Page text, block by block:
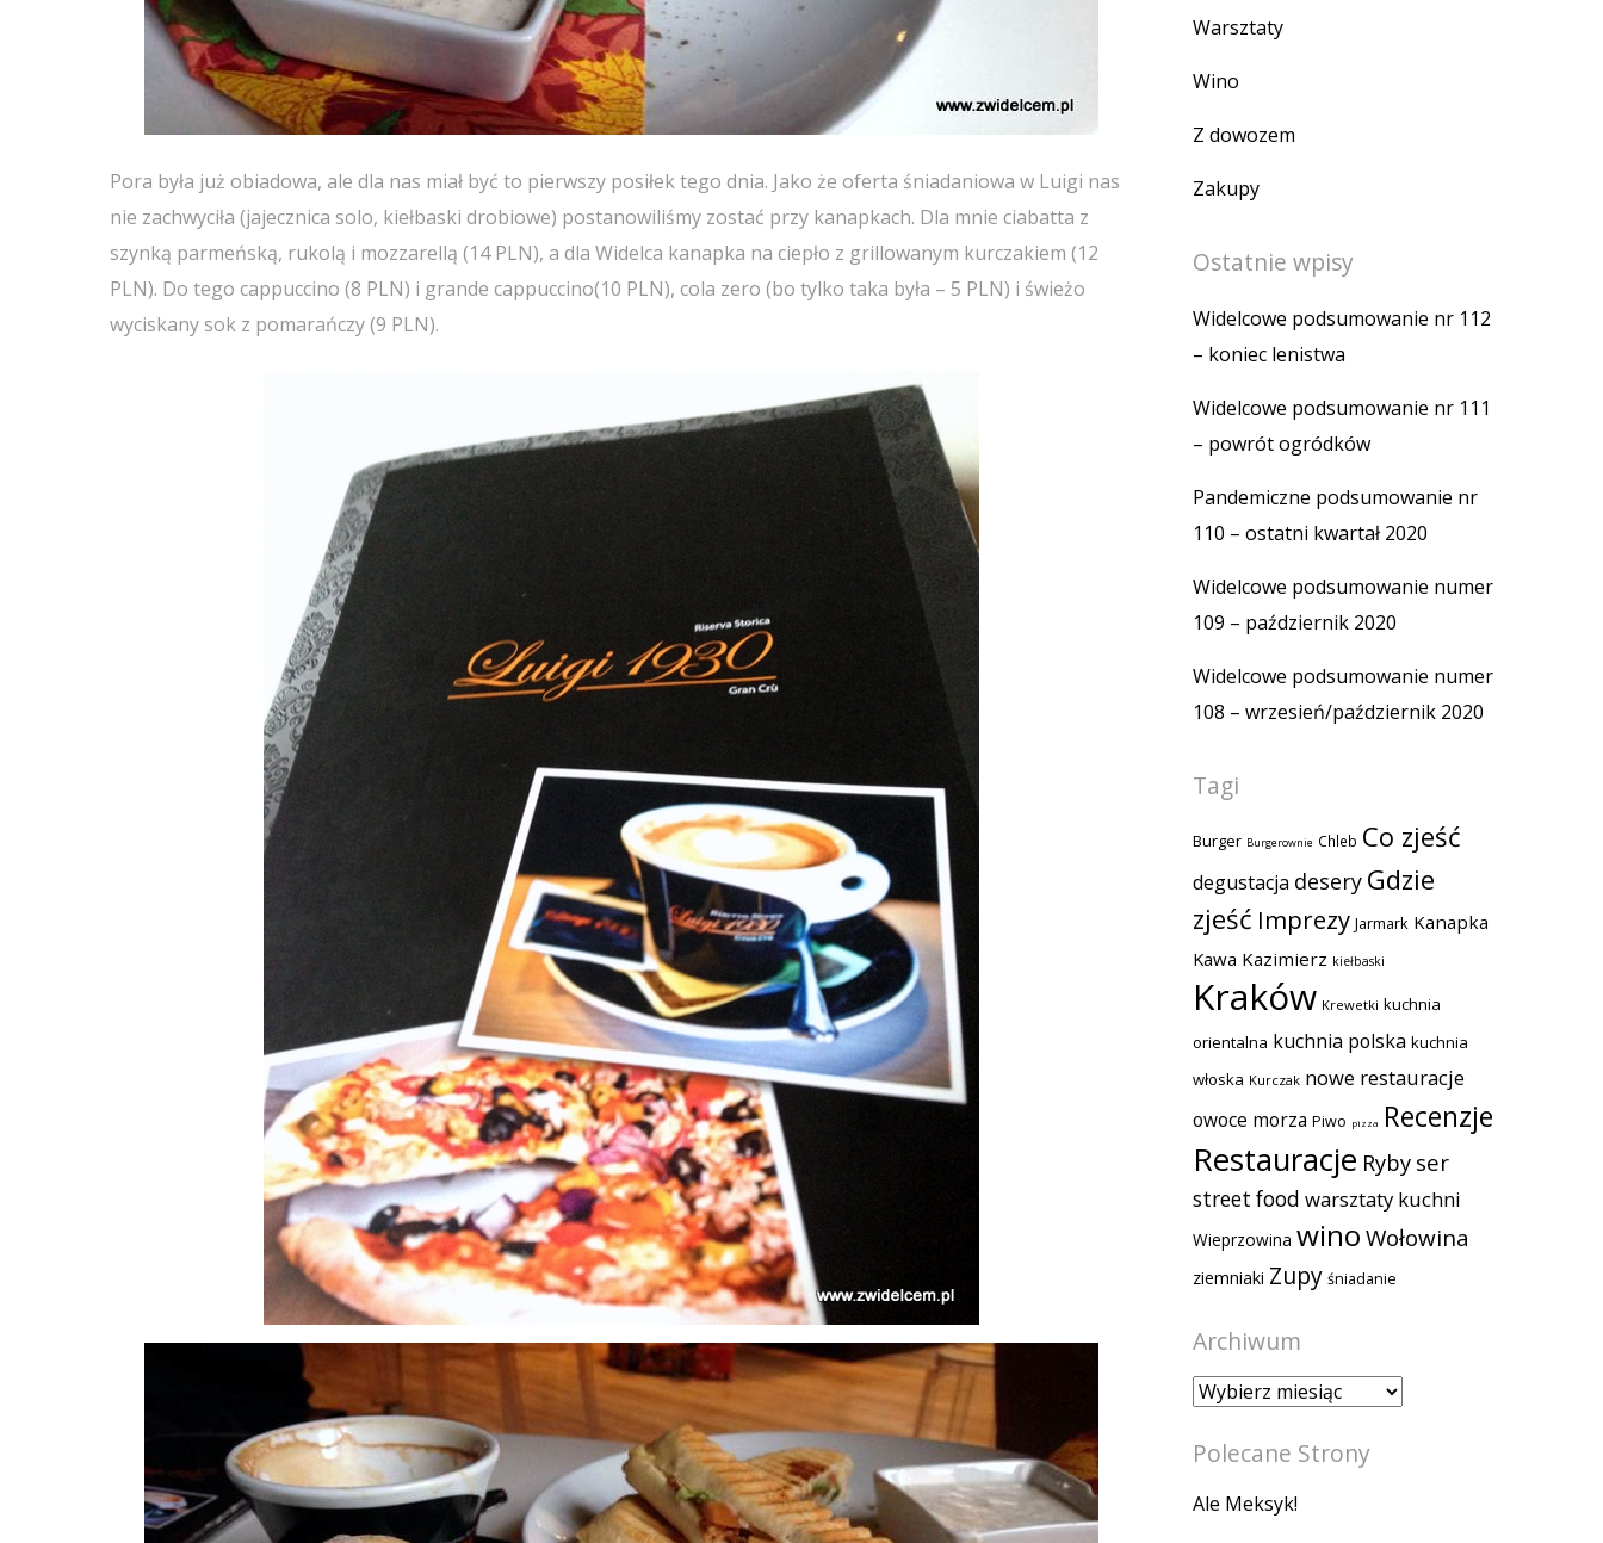
Pora była już obiadowa, ale dla nas miał być to pierwszy posiłek tego dnia. Jako że oferta śniadaniowa w Luigi nas
nie zachwyciła (jajecznica solo, kiełbaski drobiowe) postanowiliśmy zostać przy kanapkach. Dla mnie ciabatta z
szynką parmeńską, rukolą i mozzarellą (14 PLN), a dla Widelca kanapka na ciepło z grillowanym kurczakiem (12
PLN). Do tego cappuccino (8 PLN) i grande cappuccino(10 PLN), cola zero (bo tylko taka była – 5 PLN) i świeżo
wyciskany sok z pomarańczy (9 PLN).
Warsztaty
Wino
Z dowozem
Zakupy
Ostatnie wpisy
Widelcowe podsumowanie nr 112
– koniec lenistwa
Widelcowe podsumowanie nr 111
– powrót ogródków
Pandemiczne podsumowanie nr
110 – ostatni kwartał 2020
Widelcowe podsumowanie numer
109 – październik 2020
Widelcowe podsumowanie numer
108 – wrzesień/październik 2020
Tagi
Burger Burgerownie Chleb Co zjeść
degustacja desery Gdzie
zjeść Imprezy Jarmark Kanapka
Kawa Kazimierz kiełbaski
Kraków Krewetki kuchnia
orientalna kuchnia polska kuchnia
włoska Kurczak nowe restauracje
owoce morza Piwo pizza Recenzje
Restauracje Ryby ser
street food warsztaty kuchni
Wieprzowina winoWołowina
ziemniaki Zupy śniadanie
Archiwum
Archiwum
Polecane Strony
Ale Meksyk!